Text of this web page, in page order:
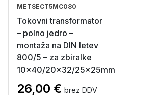
METSECT5MC080
Tokovni transformator
– polno jedro –
montaža na DIN letev
800/5 – za zbiralke
10×40/20×32/25x25mm
26,00 € brez DDV